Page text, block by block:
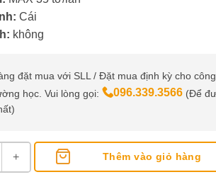
Cái
không
đặt mua với SLL / Đặt mua định kỳ cho
học. Vui lòng gọi:
096.339.3566 (Để
Deli 0117 số lượng
Thêm vào giỏ hàng